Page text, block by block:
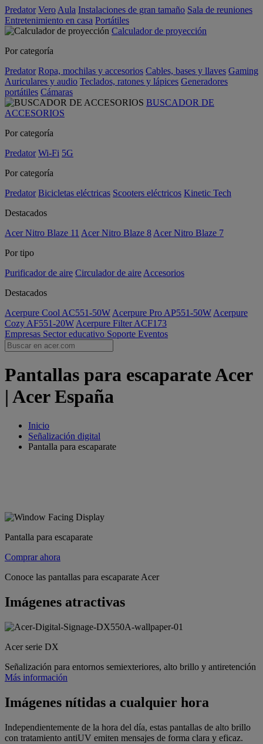
Predator Vero Aula Instalaciones de gran tamaño Sala de reuniones
Entretenimiento en casa Portátiles
Calculador de proyección
Por categoría
Predator Ropa, mochilas y accesorios Cables, bases y llaves Gaming
Auriculares y audio Teclados, ratones y lápices Generadores
portátiles Cámaras
BUSCADOR DE
ACCESORIOS
Por categoría
Predator Wi-Fi 5G
Por categoría
Predator Bicicletas eléctricas Scooters eléctricos Kinetic Tech
Destacados
Acer Nitro Blaze 11 Acer Nitro Blaze 8 Acer Nitro Blaze 7
Por tipo
Purificador de aire Circulador de aire Accesorios
Destacados
Acerpure Cool AC551-50W Acerpure Pro AP551-50W Acerpure
Cozy AF551-20W Acerpure Filter ACF173
Empresas Sector educativo Soporte Eventos
Pantallas para escaparate Acer
| Acer España
Inicio
Señalización digital
Pantalla para escaparate
Pantalla para escaparate
Comprar ahora
Conoce las pantallas para escaparate Acer
Imágenes atractivas
Acer serie DX
Señalización para entornos semiexteriores, alto brillo y antiretención
Más información
Imágenes nítidas a cualquier hora
Independientemente de la hora del día, estas pantallas de alto brillo
con tratamiento antiUV emiten mensajes de forma clara y eficaz.